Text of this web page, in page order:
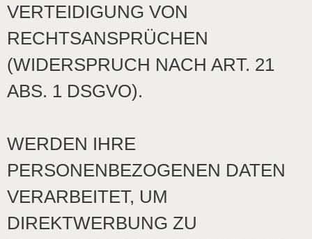
VERTEIDIGUNG VON
RECHTSANSPRÜCHEN
(WIDERSPRUCH NACH ART. 21
ABS. 1 DSGVO).
WERDEN IHRE
PERSONENBEZOGENEN DATEN
VERARBEITET, UM
DIREKTWERBUNG ZU